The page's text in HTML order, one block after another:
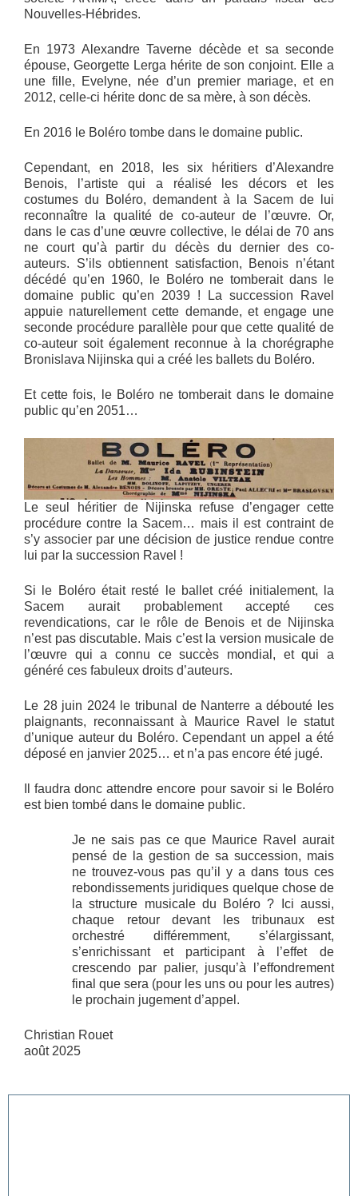
Nouvelles-Hébrides.
En 1973 Alexandre Taverne décède et sa seconde
épouse, Georgette Lerga hérite de son conjoint. Elle a
une fille, Evelyne, née d’un premier mariage, et en
2012, celle-ci hérite donc de sa mère, à son décès.
En 2016 le Boléro tombe dans le domaine public.
Cependant, en 2018, les six héritiers d’Alexandre
Benois, l’artiste qui a réalisé les décors et les
costumes du Boléro, demandent à la Sacem de lui
reconnaître la qualité de co-auteur de l’œuvre. Or,
dans le cas d’une œuvre collective, le délai de 70 ans
ne court qu’à partir du décès du dernier des co-
auteurs. S’ils obtiennent satisfaction, Benois n’étant
décédé qu’en 1960, le Boléro ne tomberait dans le
domaine public qu’en 2039 ! La succession Ravel
appuie naturellement cette demande, et engage une
seconde procédure parallèle pour que cette qualité de
co-auteur soit également reconnue à la chorégraphe
Bronislava Nijinska qui a créé les ballets du Boléro.
Et cette fois, le Boléro ne tomberait dans le domaine
public qu’en 2051…
Le seul héritier de Nijinska refuse d’engager cette
procédure contre la Sacem… mais il est contraint de
s’y associer par une décision de justice rendue contre
lui par la succession Ravel !
Si le Boléro était resté le ballet créé initialement, la
Sacem aurait probablement accepté ces
revendications, car le rôle de Benois et de Nijinska
n’est pas discutable. Mais c’est la version musicale de
l’œuvre qui a connu ce succès mondial, et qui a
généré ces fabuleux droits d’auteurs.
Le 28 juin 2024 le tribunal de Nanterre a débouté les
plaignants, reconnaissant à Maurice Ravel le statut
d’unique auteur du Boléro. Cependant un appel a été
déposé en janvier 2025… et n’a pas encore été jugé.
Il faudra donc attendre encore pour savoir si le Boléro
est bien tombé dans le domaine public.
Je ne sais pas ce que Maurice Ravel aurait
pensé de la gestion de sa succession, mais
ne trouvez-vous pas qu’il y a dans tous ces
rebondissements juridiques quelque chose de
la structure musicale du Boléro ? Ici aussi,
chaque retour devant les tribunaux est
orchestré différemment, s’élargissant,
s’enrichissant et participant à l’effet de
crescendo par palier, jusqu’à l’effondrement
final que sera (pour les uns ou pour les autres)
le prochain jugement d’appel.
Christian Rouet
août 2025